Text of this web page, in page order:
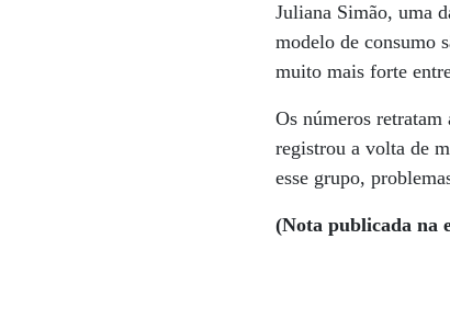
Juliana Simão, uma
modelo de consumo
muito mais forte
Os números retratam
registrou a volta de
esse grupo,
(Nota publicada na